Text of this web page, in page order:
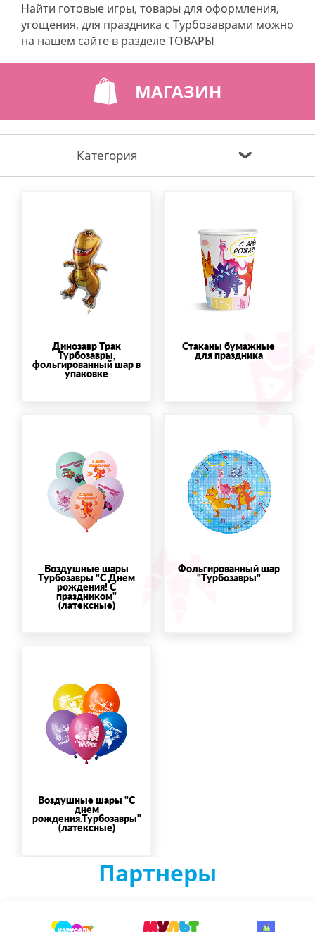
Найти готовые игры, товары для оформления,
угощения, для праздника с Турбозаврами можно
на нашем сайте в разделе ТОВАРЫ
МАГАЗИН
Категория
Динозавр Трак
Турбозавры,
фольгированный шар в
упаковке
Стаканы бумажные
для праздника
Воздушные шары
Турбозавры "С Днем
рождения! С
праздником"
(латексные)
Фольгированный шар
"Турбозавры"
Воздушные шары "С
днем
рождения.Турбозавры"
(латексные)
Партнеры